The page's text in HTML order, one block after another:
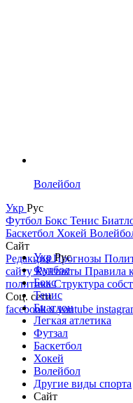
Волейбол
Укр Рус
Футбол Бокс Тенис
Баскетбол Хокей
Сайт
РедакцияПрогнозы
сайтуКонтакты Правила
политикаСтруктура
Соц. сети
facebookxyoutube
УкрРус
Футбол
Бокс
Тенис
Биатлон
Легкая атлетика
Футзал
Баскетбол
Хокей
Волейбол
Другие виды спорта
Сайт